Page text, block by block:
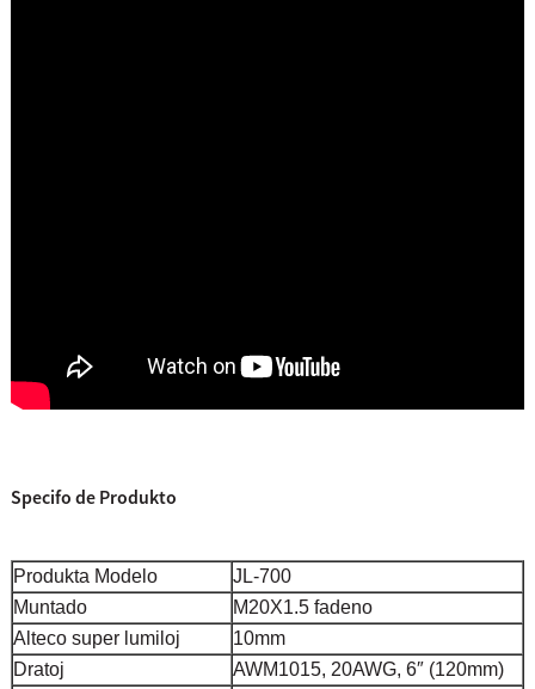
Specifo de Produkto
Produkta Modelo
JL-700
Muntado
M20X1.5 fadeno
Alteco super lumiloj
10mm
Dratoj
AWM1015, 20AWG, 6″ (120mm)